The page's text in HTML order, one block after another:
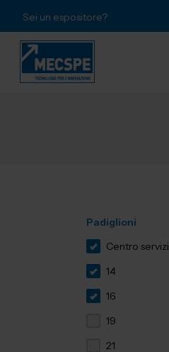
Sei un espositore?
Padiglioni
Centro servizi
14
16
19
21